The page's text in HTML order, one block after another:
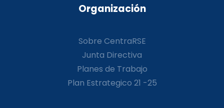
Organización
Sobre CentraRSE
Junta Directiva
Planes de Trabajo
Plan Estrategico 21 -25